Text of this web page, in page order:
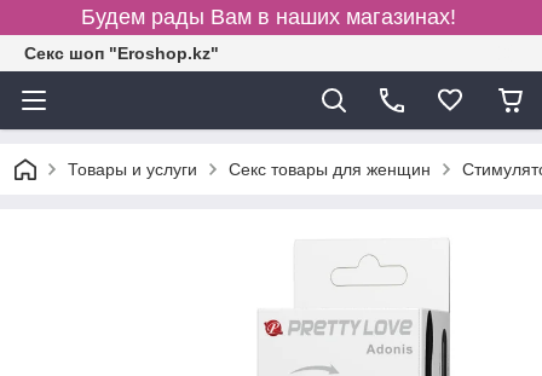
Будем рады Вам в наших магазинах!
Секс шоп "Eroshop.kz"
Товары и услуги Секс товары для женщин